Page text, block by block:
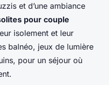
et d’une ambiance
pour couple
isolement et leur
balnéo, jeux de lumière
pour un séjour où